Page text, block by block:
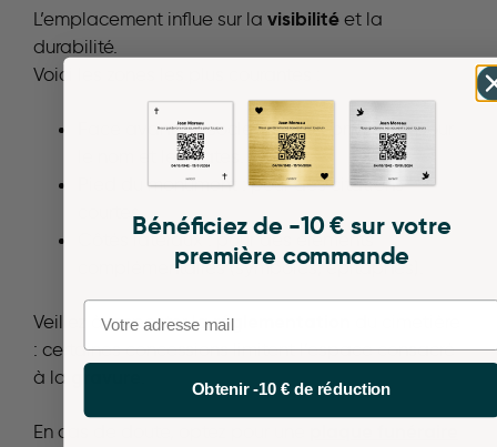
L’emplacement influe sur la visibilité et la
durabilité.
Voici les zones les plus courantes :
Face avant du socle : endroit privilégié pour
le nom et les dates.
Pied du monument : pour des citations
courtes.
Côtés latéraux : pour des éléments
complémentaires (symboles, épitaphes).
Veillez à respecter laréglementation
: certaines concessions limitent l’espace consacré
à la
En cas de doute, optez pour une
Bénéficiez de -10 € sur votre
première commande
Email
Obtenir -10 € de réduction